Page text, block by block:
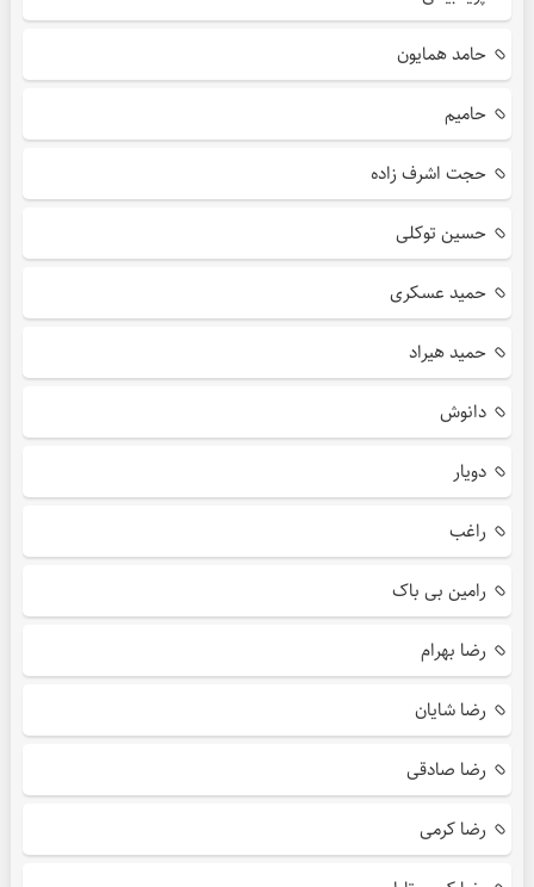
حامد همایون
حامیم
حجت اشرف زاده
حسین توکلی
حمید عسکری
حمید هیراد
دانوش
دویار
راغب
رامین بی باک
رضا بهرام
رضا شایان
رضا صادقی
رضا کرمی